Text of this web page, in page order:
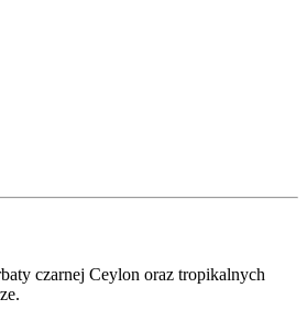
czarnej Ceylon oraz tropikalnych